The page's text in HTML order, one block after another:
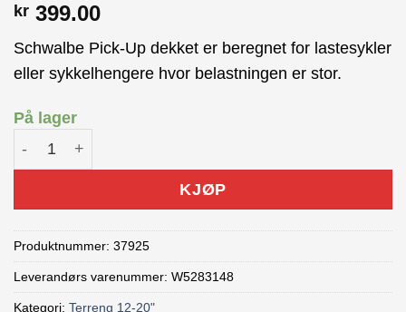
kr 399.00
Schwalbe Pick-Up dekket er beregnet for lastesykler
eller sykkelhengere hvor belastningen er stor.
På lager
KJØP
Produktnummer: 37925
Leverandørs varenummer: W5283148
Kategori: Terreng 12-20"